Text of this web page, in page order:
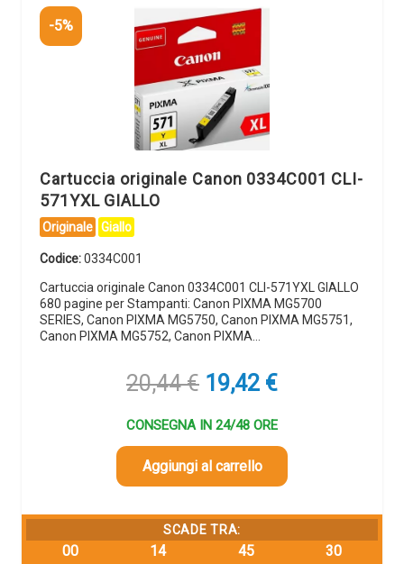
-5%
Cartuccia originale Canon 0334C001 CLI-
571YXL GIALLO
Originale Giallo
Codice:0334C001
Cartuccia originale Canon 0334C001 CLI-571YXL GIALLO
680 pagine per Stampanti: Canon PIXMA MG5700
SERIES, Canon PIXMA MG5750, Canon PIXMA MG5751,
Canon PIXMA MG5752, Canon PIXMA…
20,44€ Il
originale
era:
20,44 €.
19,42 €Il
attuale
è:
CONSEGNA IN 24/48 ORE
Aggiungi al carrello
SCADE TRA:
00 14 45 29